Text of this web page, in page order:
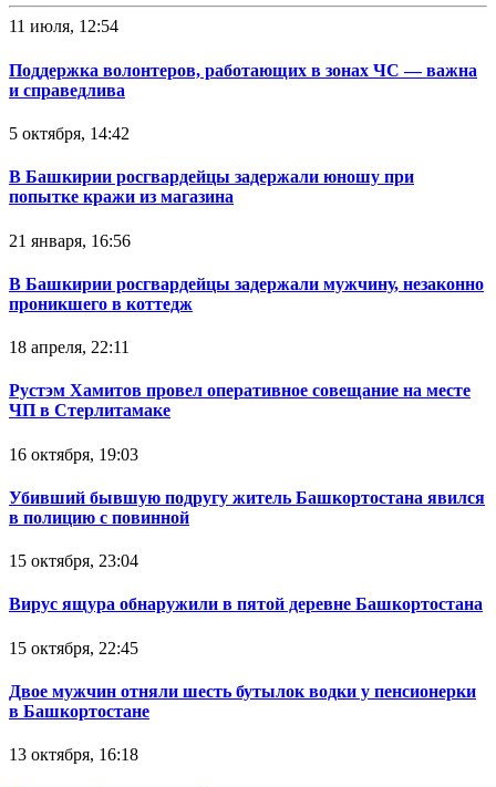
11 июля, 12:54
Поддержка волонтеров, работающих в зонах ЧС — важна
и справедлива
5 октября, 14:42
В Башкирии росгвардейцы задержали юношу при
попытке кражи из магазина
21 января, 16:56
В Башкирии росгвардейцы задержали мужчину, незаконно
проникшего в коттедж
18 апреля, 22:11
Рустэм Хамитов провел оперативное совещание на месте
ЧП в Стерлитамаке
16 октября, 19:03
Убивший бывшую подругу житель Башкортостана явился
в полицию с повинной
15 октября, 23:04
Вирус ящура обнаружили в пятой деревне Башкортостана
15 октября, 22:45
Двое мужчин отняли шесть бутылок водки у пенсионерки
в Башкортостане
13 октября, 16:18